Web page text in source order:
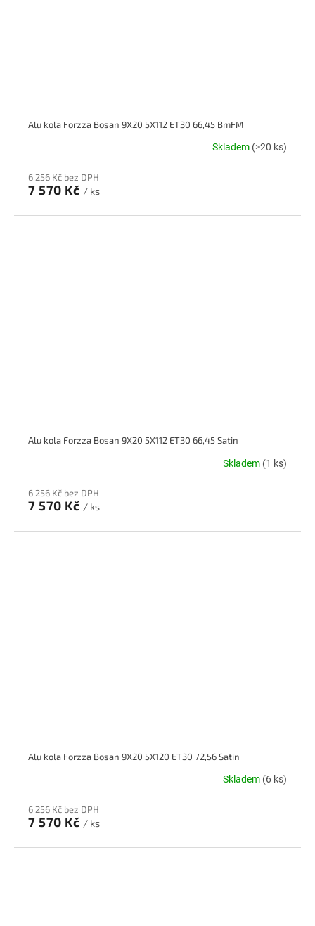
Alu kola Forzza Bosan 9X20 5X112 ET30 66,45 BmFM
Skladem (>20 ks)
6 256 Kč bez DPH
7 570 Kč / ks
Alu kola Forzza Bosan 9X20 5X112 ET30 66,45 Satin
Skladem (1 ks)
6 256 Kč bez DPH
7 570 Kč / ks
Alu kola Forzza Bosan 9X20 5X120 ET30 72,56 Satin
Skladem (6 ks)
6 256 Kč bez DPH
7 570 Kč / ks